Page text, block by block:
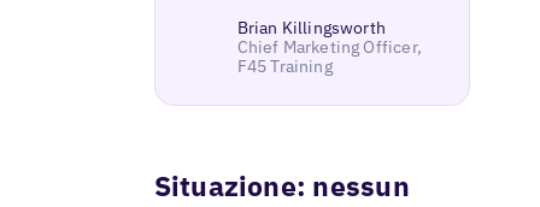
Brian Killingsworth
Chief Marketing Officer,
F45 Training
Situazione: nessun